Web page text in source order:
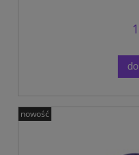
nowość